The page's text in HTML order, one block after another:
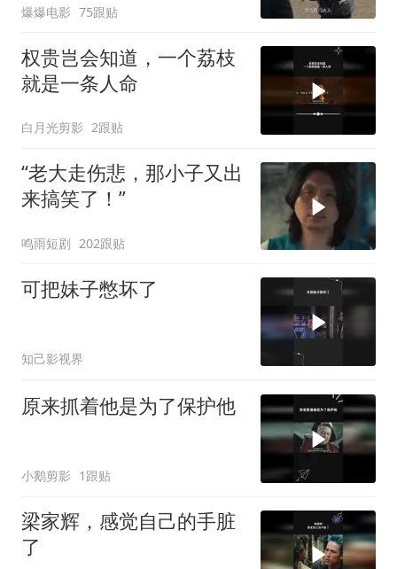
爆爆电影 75跟贴
权贵岂会知道，一个荔枝
就是一条人命
白月光剪影 2跟贴
“老大走伤悲，那小子又出
来搞笑了！”
鸣雨短剧 202跟贴
可把妹子憋坏了
知己影视界
原来抓着他是为了保护他
小鹅剪影 1跟贴
梁家辉，感觉自己的手脏
了